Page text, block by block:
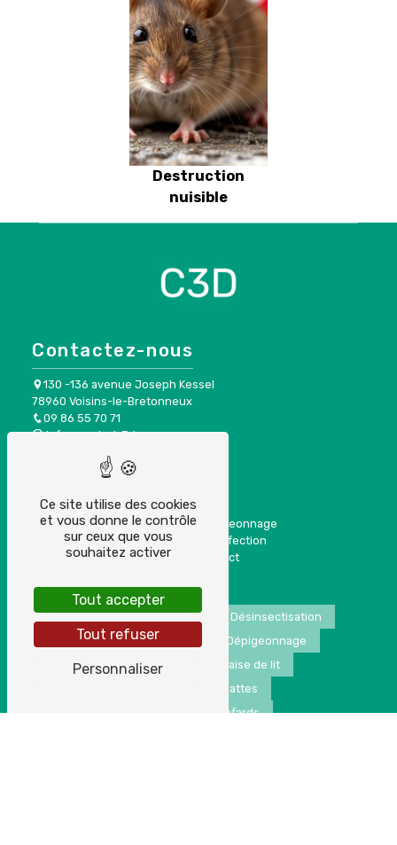
Destruction
nuisible
Contactez-nous
130 -136 avenue Joseph Kessel
78960 Voisins-le-Bretonneux
09 86 55 70 71
info@control-3d.com
Accueil
Dératisation
Désinsectisation
Dépigeonnage
Désinfection
Contact
Nuisibles Dératisation
Désinsectisation
Traitement anti pigeon
Dépigeonnage
Nid de guêpes
Punaise de lit
Extermination de blattes
Extermination de cafards
Ce site utilise des cookies
et vous donne le contrôle
sur ceux que vous
souhaitez activer
Tout accepter
Tout refuser
Personnaliser